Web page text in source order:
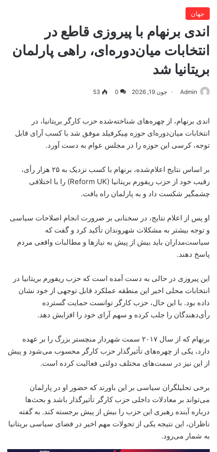
جهان
اندی برنهام با پیروزی قاطع در
انتخابات میان‌دوره‌ای، راهی پارلمان
بریتانیا شد
Admin جون 19, 2026 0
53
اندی برنهام، از چهره‌های شناخته‌شده حزب کارگر بریتانیا، در
انتخابات میان‌دوره‌ای حوزه مِیکرفیلد موفق شد با کسب آرای قابل
توجه، کرسی این حوزه را در مجلس عوام به دست آورد.
بر اساس نتایج اعلام‌شده، برنهام با کسب نزدیک به ۲۵ هزار رأی،
رقیب خود از حزب ریفورم بریتانیا (Reform UK) را با اختلافی
چشمگیر شکست داد و به پارلمان راه یافت.
او پس از اعلام نتایج، در سخنانی بر ضرورت انجام اصلاحات سیاسی
و توجه بیشتر به مشکلات شهروندان تأکید کرد و گفت که
سیاست‌مداران باید بیش از پیش به نیازها و مطالبات واقعی مردم
پاسخ دهند.
این پیروزی در حالی به دست آمده است که حزب ریفورم بریتانیا در
انتخابات محلی اخیر این منطقه عملکرد قابل توجهی از خود نشان
داده بود. با این حال، حزب کارگر توانست حمایت گسترده
رأی‌دهندگان را جلب کرده و سهم آرای خود را افزایش دهد.
برنهام که از سال ۲۰۱۷ سمت شهردار منچستر بزرگ را بر عهده
دارد، یکی از چهره‌های تأثیرگذار حزب کارگر محسوب می‌شود و پیش
از این نیز در سمت‌های مختلف دولتی فعالیت کرده است.
برخی تحلیلگران سیاسی بر این باورند که حضور او در پارلمان
می‌تواند بر معادلات داخلی حزب کارگر تأثیرگذار باشد و بحث‌ها
درباره آینده رهبری این حزب را بیش از پیش برجسته کند. به گفته
ناظران، این نتیجه یکی از تحولات مهم اخیر در فضای سیاسی بریتانیا
به شمار می‌رود.